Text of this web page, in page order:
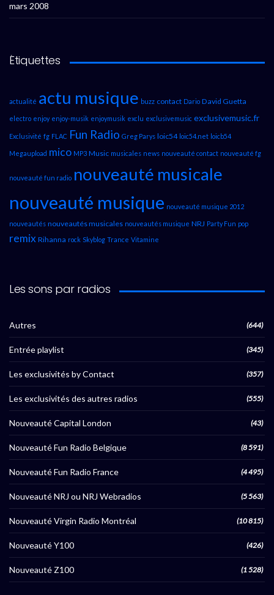
mars 2008
Étiquettes
actualité actu musique buzz contact Dario David Guetta
electro enjoy enjoy-musik enjoymusik exclu exclusivemusic exclusivemusic.fr
Exclusivité fg FLAC Fun Radio Greg Parys loic54 loic54.net loicb54
Megaupload mico MP3 Music musicales news nouveauté contact nouveauté fg
nouveauté fun radio nouveauté musicale
nouveauté musique nouveauté musique 2012
nouveautés nouveautés musicales nouveautés musique NRJ Party Fun pop
remix Rihanna rock Skyblog Trance Vitamine
Les sons par radios
Autres (644)
Entrée playlist (345)
Les exclusivités by Contact (357)
Les exclusivités des autres radios (555)
Nouveauté Capital London (43)
Nouveauté Fun Radio Belgique (8 591)
Nouveauté Fun Radio France (4 495)
Nouveauté NRJ ou NRJ Webradios (5 563)
Nouveauté Virgin Radio Montréal (10 815)
Nouveauté Y100 (426)
Nouveauté Z100 (1 528)